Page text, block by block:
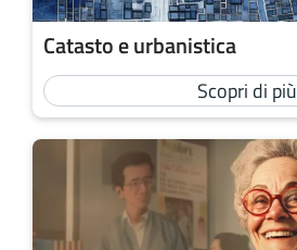
Catasto e urbanistica
Scopri di più